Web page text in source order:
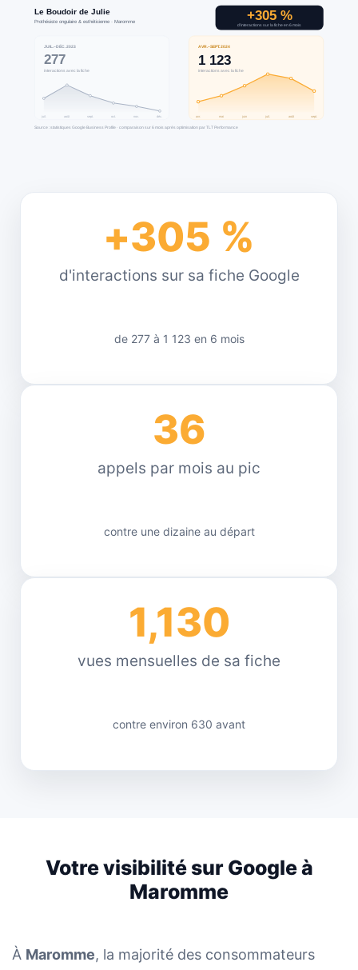
d'interactions sur sa fiche Google
+305 %
de 277 à 1 123 en 6 mois
appels par mois au pic
36
contre une dizaine au départ
vues mensuelles de sa fiche
1,130
contre environ 630 avant
Votre visibilité sur Google à
Maromme
À Maromme, la majorité des consommateurs